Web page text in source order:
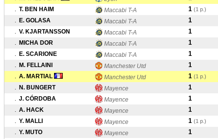
. T. BEN HAIM Maccabi T-A 1 (1 p.)
. E. GOLASA Maccabi T-A 1
. V. KJARTANSSON Maccabi T-A 1
. MICHA DOR Maccabi T-A 1
. E. SCARIONE Maccabi T-A 1
. M. FELLAINI Manchester Utd 1
. A. MARTIAL Manchester Utd 1 (1 p.)
. N. BUNGERT Mayence 1
. J. CÓRDOBA Mayence 1
. A. HACK Mayence 1
. Y. MALLI Mayence 1 (1 p.)
. Y. MUTO Mayence 1